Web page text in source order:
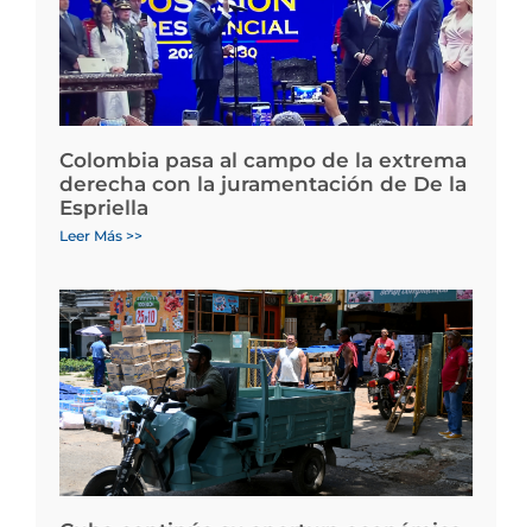
Colombia pasa al campo de la extrema
derecha con la juramentación de De la
Espriella
Leer Más >>